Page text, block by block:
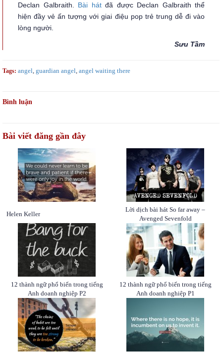
Declan Galbraith. Bài hátđã được Declan Galbraith thể
hiện đầy vẻ ấn tượng với giai điệu pop trẻ trung dễ đi vào
lòng người.
Sưu Tầm
Tags: angel guardian angel angel waiting there
Bình luận
Bài viết đăng gần đây
Helen Keller
Lời dịch bài hát So far away –
Avenged Sevenfold
12 thành ngữ phổ biến trong tiếng
Anh doanh nghiệp P2
12 thành ngữ phổ biến trong tiếng
Anh doanh nghiệp P1